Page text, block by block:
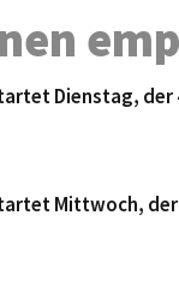
Dienstag, der
Mittwoch, der